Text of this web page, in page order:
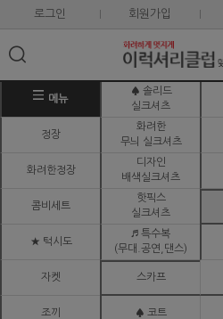
로그인 회원가입
메뉴
♠ 솔리드
실크셔츠
정장
화려한
무늬 실크셔츠
화려한정장
디자인
배색실크셔츠
콤비세트
핫픽스
실크셔츠
★ 턱시도
♬ 특수복
(무대.공연,댄스)
자켓 스카프
조끼 ♠ 코트